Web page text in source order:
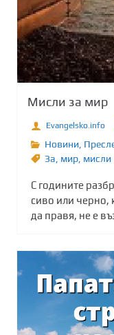
Мисли за мир
Evangelsko.info
Новини
Зa мир мисли
С годините
сиво или черно,
да правя, не е